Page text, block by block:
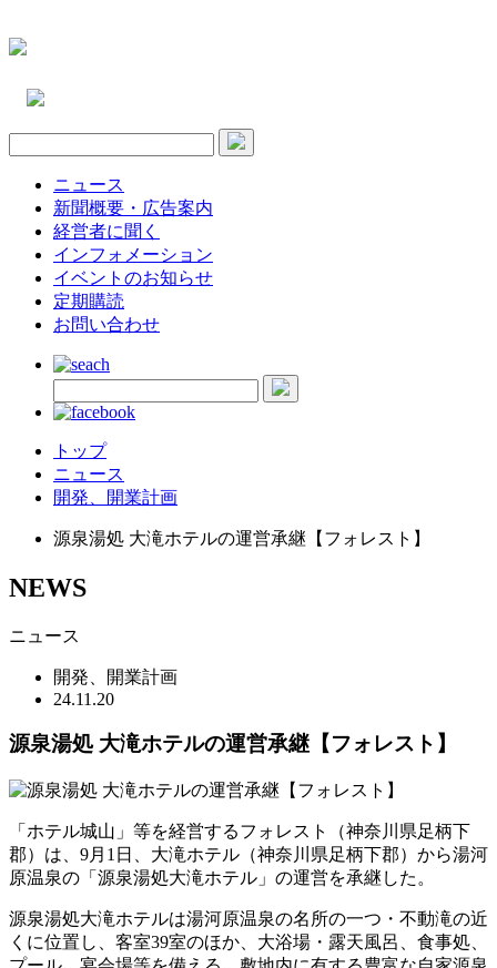
ニュース
新聞概要・広告案内
経営者に聞く
インフォメーション
イベントのお知らせ
定期購読
お問い合わせ
トップ
ニュース
開発、開業計画
源泉湯処 大滝ホテルの運営承継【フォレスト】
NEWS
ニュース
開発、開業計画
24.11.20
源泉湯処 大滝ホテルの運営承継【フォレスト】
「ホテル城山」等を経営するフォレスト（神奈川県足柄下
郡）は、9月1日、大滝ホテル（神奈川県足柄下郡）から湯河
原温泉の「源泉湯処大滝ホテル」の運営を承継した。
源泉湯処大滝ホテルは湯河原温泉の名所の一つ・不動滝の近
くに位置し、客室39室のほか、大浴場・露天風呂、食事処、